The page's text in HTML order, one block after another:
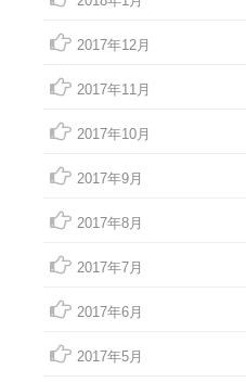
2017年12月
2017年11月
2017年10月
2017年9月
2017年8月
2017年7月
2017年6月
2017年5月